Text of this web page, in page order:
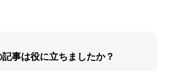
記事は役に立ちましたか？